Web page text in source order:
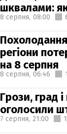
шквалами:
8 серпня, 08:00
регіони
на 8 серпня
8 серпня, 06:46
Грози, град
оголосили
7 серпня, 21:00